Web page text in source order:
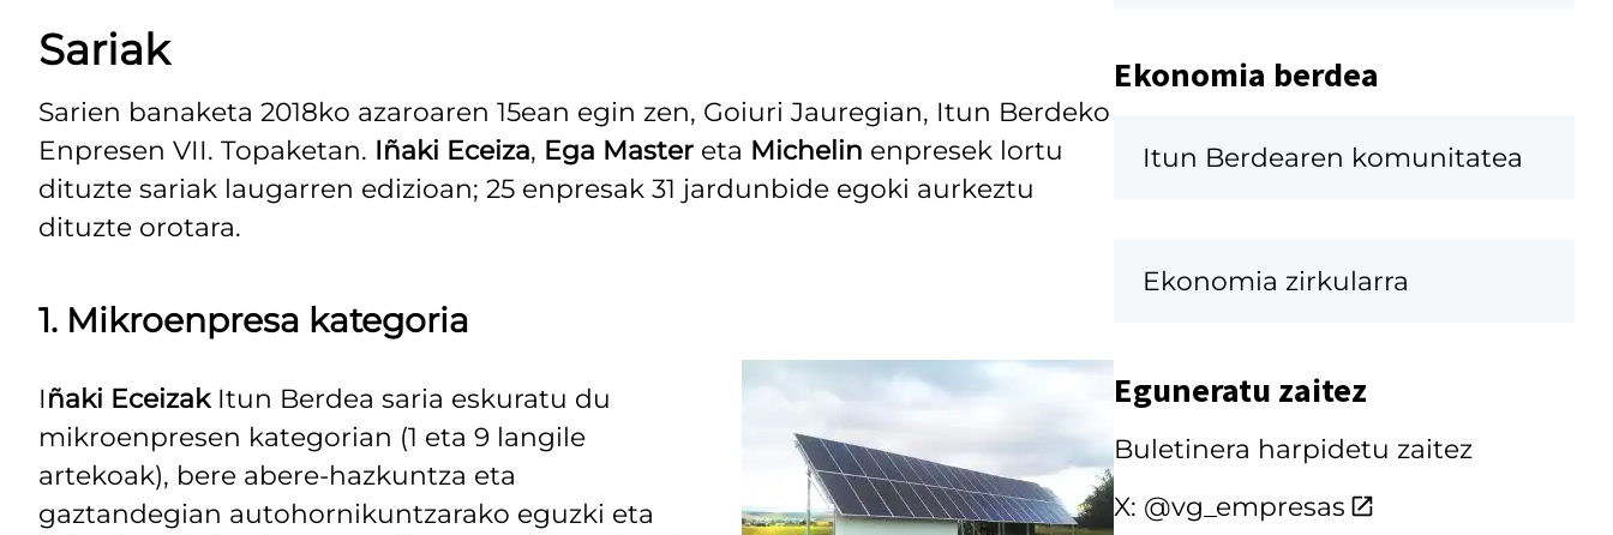
Sariak
Sarien banaketa 2018ko azaroaren 15ean egin zen, Goiuri Jauregian, Itun Berdeko
Enpresen VII. Topaketan. Iñaki Eceiza, Ega Master eta Michelin enpresek lortu
dituzte sariak laugarren edizioan; 25 enpresak 31 jardunbide egoki aurkeztu
dituzte orotara.
1. Mikroenpresa kategoria
Iñaki EceizakItun Berdea saria eskuratu du
mikroenpresen kategorian (1 eta 9 langile
artekoak), bere abere-hazkuntza eta
gaztandegian autohornikuntzarako eguzki eta
Ekonomia berdea
Itun Berdearen komunitatea
Ekonomia zirkularra
Eguneratu zaitez
Buletinera harpidetu zaitez
X: @vg_empresas